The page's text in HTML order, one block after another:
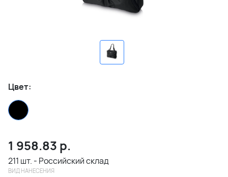
Цвет:
1 958.83 р.
211 шт. - Российский склад
ВИД НАНЕСЕНИЯ